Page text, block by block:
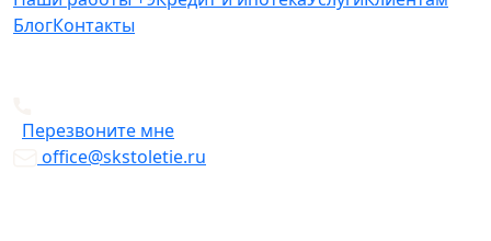
БлогКонтакты
Перезвоните мне
office@skstoletie.ru